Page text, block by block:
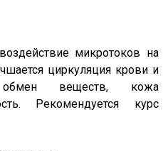
микротоков на
циркуляция крови и
веществ, кожа
Рекомендуется курс